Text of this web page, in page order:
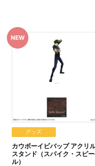
手続きが行われなかった
めご了承ください。
グッズ
カウボーイビバップ アクリ
スタンド（スパイク・スピ
ル）